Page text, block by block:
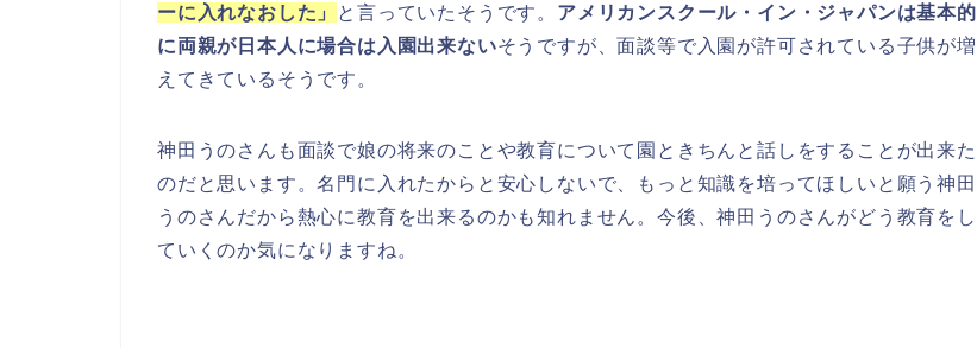
ーに入れなおした」
と言っていたそうです。 アメリカンスクール・イン・ジャパンは基本的
に両親が日本人に場合は入園出来ないそうですが、面談等で入園が許可されている子供が増
えてきているそうです。
神田うのさんも面談で娘の将来のことや教育について園ときちんと話しをすることが出来た
のだと思います。名門に入れたからと安心しないで、もっと知識を培ってほしいと願う神田
うのさんだから熱心に教育を出来るのかも知れません。今後、神田うのさんがどう教育をし
ていくのか気になりますね。